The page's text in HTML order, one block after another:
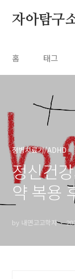
자아탐구
홈 태그
정병치료기/ADHD
정신건
약 복용
안장애)
by 내면고고학자